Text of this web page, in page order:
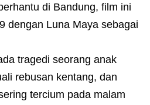
di Bandung, film ini
dengan Luna Maya sebagai
tragedi seorang anak
rebusan kentang, dan
tercium pada malam